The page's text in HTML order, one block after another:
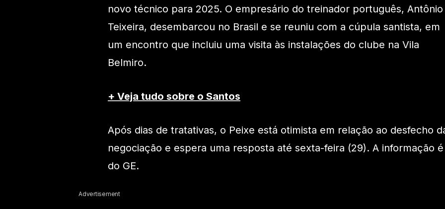
novo técnico para 2025. O empresário do treinador português, Antônio
Teixeira, desembarcou no Brasil e se reuniu com a cúpula santista, em
um encontro que incluiu uma visita às instalações do clube na Vila
Belmiro.
+ Veja tudo sobre o Santos
Após dias de tratativas, o Peixe está otimista em relação ao desfecho
negociação e espera uma resposta até sexta-feira (29). A informação é
do GE.
Advertisement